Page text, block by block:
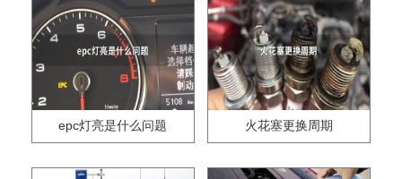
epc灯亮是什么问题 火花塞更换周期